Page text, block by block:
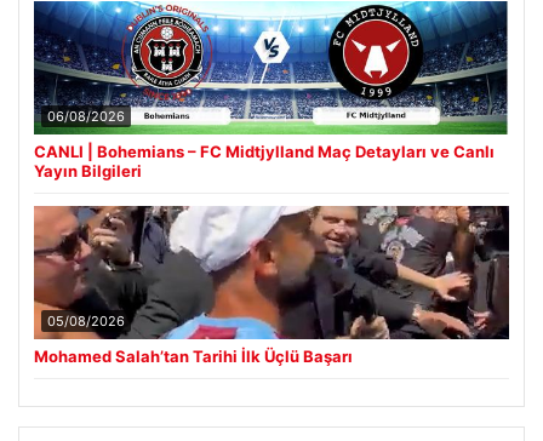
06/08/2026
CANLI | Bohemians – FC Midtjylland Maç Detayları ve Canlı
Yayın Bilgileri
05/08/2026
Mohamed Salah’tan Tarihi İlk Üçlü Başarı